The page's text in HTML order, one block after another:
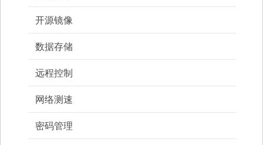
开源镜像
数据存储
远程控制
网络测速
密码管理